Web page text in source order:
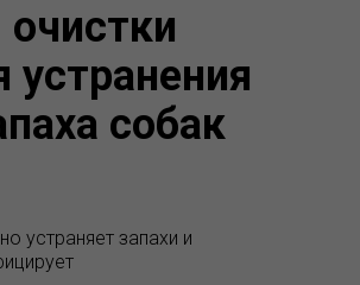
очистки
устранения
собак
устраняет запахи и